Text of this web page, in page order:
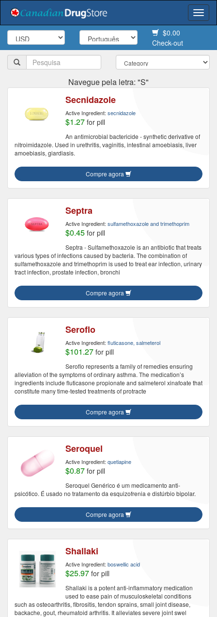
$0.00
Check-out
Navegue pela letra: "S"
Secnidazole
Active Ingredient: secnidazole
$1.27 for pill
An antimicrobial bactericide - synthetic derivative of
nitroimidazole. Used in urethritis, vaginitis, intestinal amoebiasis, liver
amoebiasis, giardiasis.
Compre agora
Septra
Active Ingredient: sulfamethoxazole and trimethoprim
$0.45 for pill
Septra - Sulfamethoxazole is an antibiotic that treats
various types of infections caused by bacteria. The combination of
sulfamethoxazole and trimethoprim is used to treat ear infection, urinary
tract infection, prostate infection, bronchi
Compre agora
Seroflo
Active Ingredient: fluticasone, salmeterol
$101.27 for pill
Seroflo represents a family of remedies ensuring
alleviation of the symptoms of ordinary asthma. The medication’s
ingredients include fluticasone propionate and salmeterol xinafoate that
constitute many time-tested treatments of protracte
Compre agora
Seroquel
Active Ingredient: quetiapine
$0.87 for pill
Seroquel Genérico é um medicamento anti-
psicótico. É usado no tratamento da esquizofrenia e distúrbio bipolar.
Compre agora
Shallaki
Active Ingredient: boswellic acid
$25.97 for pill
Shallaki is a potent anti-inflammatory medication
used to ease pain of musculoskeletal conditions
such as osteoarthritis, fibrositis, tendon sprains, small joint disease,
backache, gout, rheumatoid arthritis. It alleviates severe joint swel